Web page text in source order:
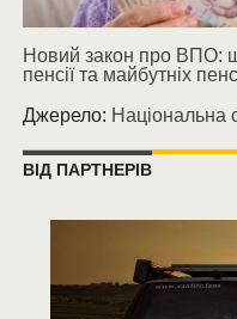
Новий закон про ВПО:
пенсії та майбутніх
Джерело: Національна
ВІД ПАРТНЕРІВ